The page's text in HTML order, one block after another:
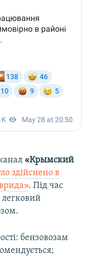
«Крымский
здійснено в
. Під час
легковий
бензовозам